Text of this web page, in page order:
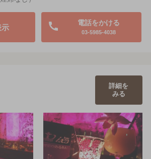
電話をかける
03-5985-4038
示
詳細を
みる